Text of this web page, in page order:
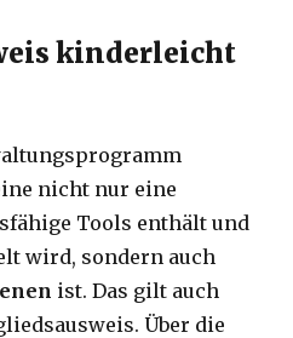
kinderleicht
nicht nur eine
Tools enthält und
wird, sondern auch
ist. Das gilt auch
Über die